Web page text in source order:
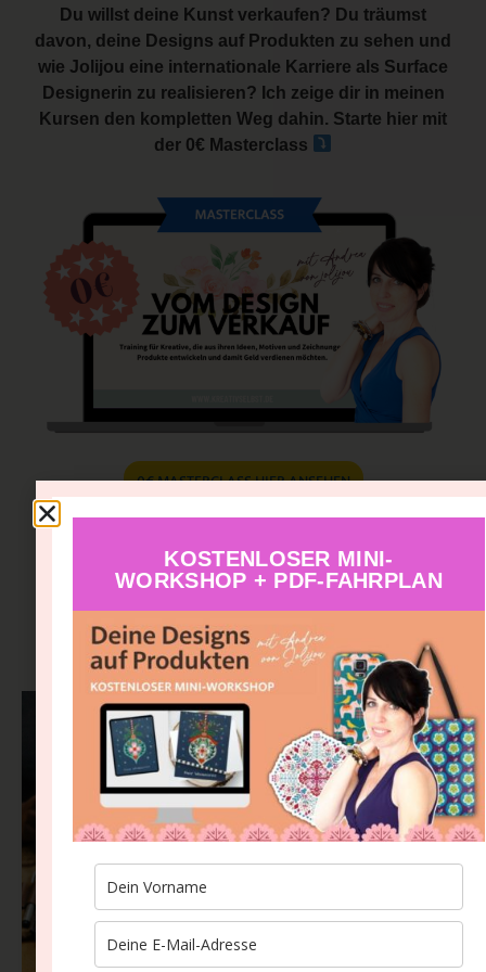
Du willst deine Kunst verkaufen? Du träumst
davon, deine Designs auf Produkten zu sehen und
wie Jolijou eine internationale Karriere als Surface
Designerin zu realisieren? Ich zeige dir in meinen
Kursen den kompletten Weg dahin. Starte hier mit
der 0€ Masterclass
0€ MASTERCLASS HIER ANSEHEN
Aus dem Blog
KOSTENLOSER MINI-
WORKSHOP + PDF-FAHRPLAN